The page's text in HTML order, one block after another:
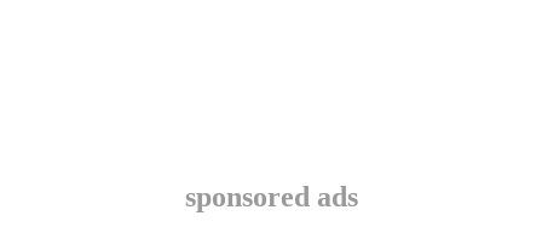
sponsored ads